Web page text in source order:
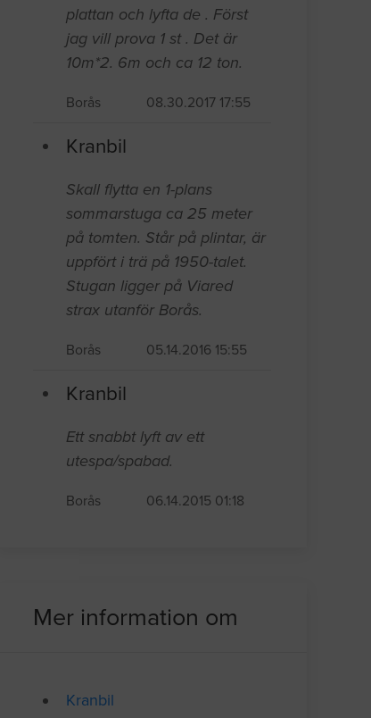
plattan och lyfta de . Först
jag vill prova 1 st . Det är
10m*2. 6m och ca 12 ton.
Borås 08.30.2017 17:55
Kranbil
Skall flytta en 1-plans
sommarstuga ca 25 meter
på tomten. Står på plintar, är
uppfört i trä på 1950-talet.
Stugan ligger på Viared
strax utanför Borås.
Borås 05.14.2016 15:55
Kranbil
Ett snabbt lyft av ett
utespa/spabad.
Borås 06.14.2015 01:18
Mer information om
Kranbil